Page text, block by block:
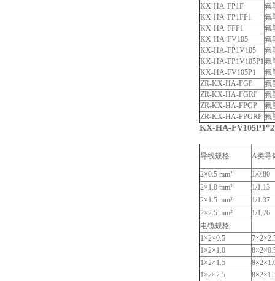
KX-HA-FP1F
氟
KX-HA-FP1FP1
氟
KX-HA-FFP1
氟
KX-HA-FV105
氟
KX-HA-FP1V105
氟
KX-HA-FP1V105P1氟
KX-HA-FV105P1
氟
ZR-KX-HA-FGP
氟
ZR-KX-HA-FGRP
氟
ZR-KX-HA-FPGP
氟
ZR-KX-HA-FPGRP 氟
KX-HA-
导线规格 A类导
2×0.5 mm²
1/0.80
2×1.0 mm²
1/1.13
2×1.5 mm²
1/1.37
2×2.5 mm²
1/1.76
电缆规格
1×2×0.5
1×2×1.0
1×2×1.5
1×2×2.5